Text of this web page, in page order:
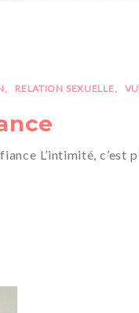
RELATION SEXUELLE
L’intimité,